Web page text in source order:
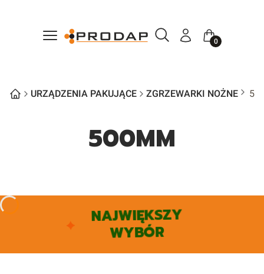
Menu Otwórz wyszukiwarkę
Szukaj Zaloguj sięKoszyk
URZĄDZENIA PAKUJĄCE ZGRZEWARKI NOŻNE
500MM
NAJWIĘKSZY
WYBÓR